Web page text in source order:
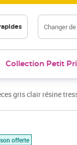
Changer
Collection Petit
gris clair résine
offerte